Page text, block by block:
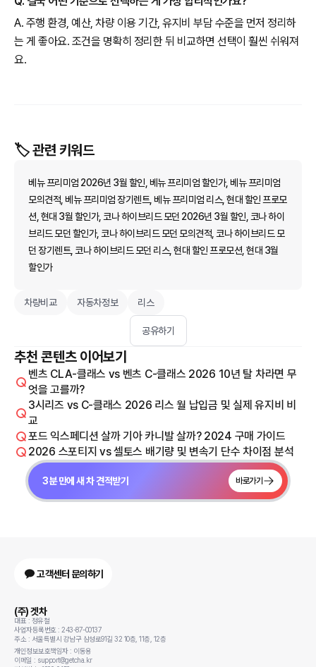
A. 주행 환경, 예산, 차량 이용 기간, 유지비 부담 수준을 먼저 정리하
는 게 좋아요. 조건을 명확히 정리한 뒤 비교하면 선택이 훨씬 쉬워져
요.
🏷️ 관련 키워드
베뉴 프리미엄 2026년 3월 할인, 베뉴 프리미엄 할인가, 베뉴 프리미엄
모의견적, 베뉴 프리미엄 장기렌트, 베뉴 프리미엄 리스, 현대 할인 프로모
션, 현대 3월 할인가, 코나 하이브리드 모던 2026년 3월 할인, 코나 하이
브리드 모던 할인가, 코나 하이브리드 모던 모의견적, 코나 하이브리드 모
던 장기렌트, 코나 하이브리드 모던 리스, 현대 할인 프로모션, 현대 3월
할인가
차량비교 자동차정보 리스
공유하기
추천 콘텐츠 이어보기
벤츠 CLA-클래스 vs 벤츠 C-클래스 2026 10년 탈 차라면 무
엇을 고를까?
3시리즈 vs C-클래스 2026 리스 월 납입금 및 실제 유지비 비
교
포드 익스페디션 살까 기아 카니발 살까? 2024 구매 가이드
2026 스포티지 vs 셀토스 배기량 및 변속기 단수 차이점 분석
3분 만에 새 차 견적받기 바로가기
고객센터 문의하기
(주) 겟차
대표 : 정유철
사업자등록번호 : 243-87-00137
주소 : 서울특별시 강남구 삼성로91길 32 10층, 11층, 12층
개인정보보호책임자 : 이동용
이메일 : support@getcha.kr